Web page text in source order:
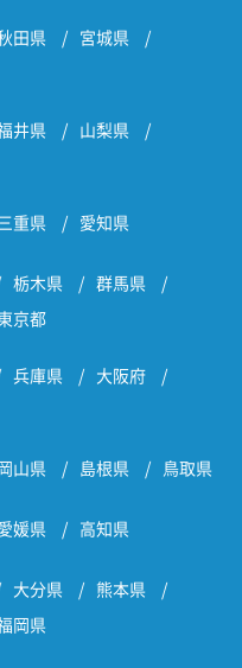
田県
宮城県
井県
山梨県
重県 愛知県
栃木県
群馬県
京都
兵庫県
大阪府
山県 島根県 鳥取県
媛県 高知県
大分県
熊本県
岡県